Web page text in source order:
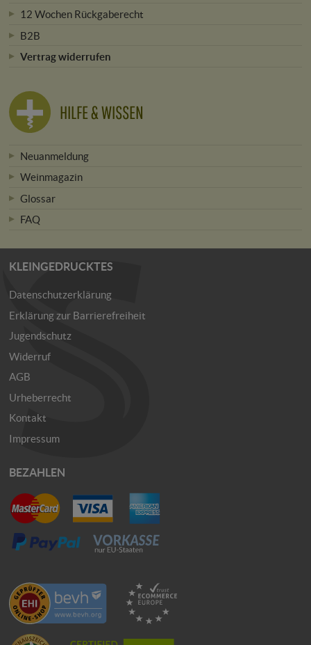
12 Wochen Rückgaberecht
B2B
Vertrag widerrufen
HILFE & WISSEN
Neuanmeldung
Weinmagazin
Glossar
FAQ
KLEINGEDRUCKTES
Datenschutzerklärung
Erklärung zur Barrierefreiheit
Jugendschutz
Widerruf
AGB
Urheberrecht
Kontakt
Impressum
BEZAHLEN